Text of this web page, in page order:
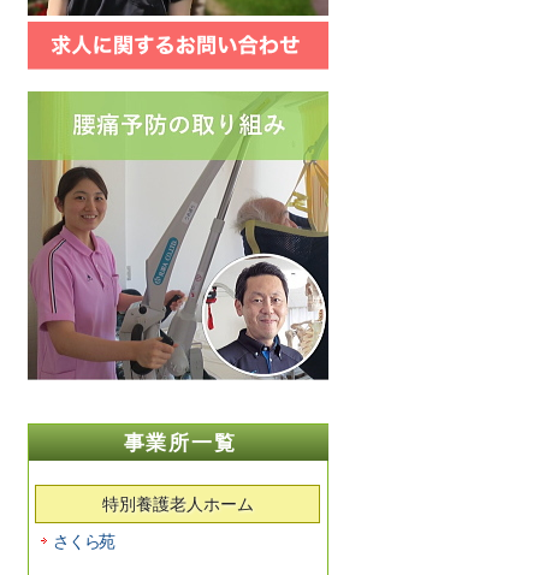
事業所一覧
特別養護老人ホーム
さくら苑